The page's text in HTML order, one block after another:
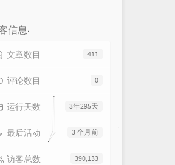
信息
411
文章数目
0
评论数目
3年295天
运行天数
3 个月前
最后活动
390,133
访客总数